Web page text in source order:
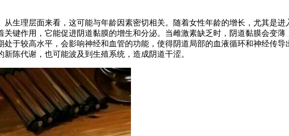
生理层面来看，这可能与年龄因素密切相关。随着女性年龄的增长，尤其是
键作用，它能促进阴道黏膜的增生和分泌。当雌激素缺乏时，阴道黏膜会变
于较高水平，会影响神经和血管的功能，使得阴道局部的血液循环和神经传
陈代谢，也可能波及到生殖系统，造成阴道干涩。